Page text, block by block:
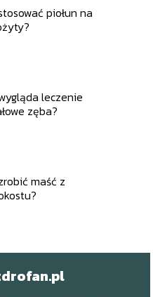
piołun na
leczenie
zęba?
maść z